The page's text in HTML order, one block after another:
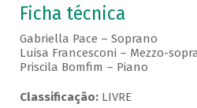
Ficha técnica
Gabriella Pace – Soprano
Luisa Francesconi – Mezzo-
Priscila Bomfim – Piano
Classificação:LIVRE